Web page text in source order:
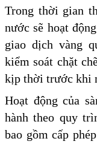
Trong thời gian
nước sẽ hoạt
giao dịch vàng
kiểm soát chặt
kịp thời trước khi
Hoạt động của
hành theo quy
bao gồm cấp